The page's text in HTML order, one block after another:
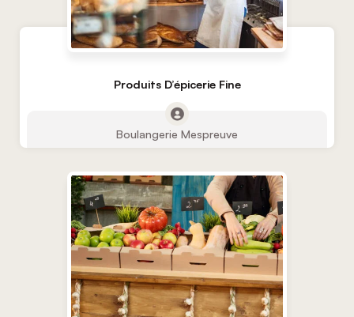
Produits D’épicerie Fine
Boulangerie Mespreuve